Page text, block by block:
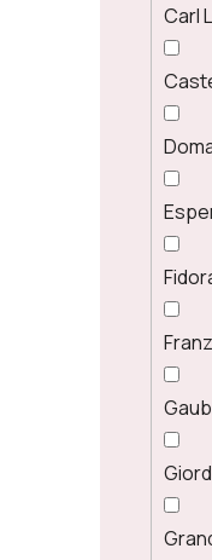
Carl